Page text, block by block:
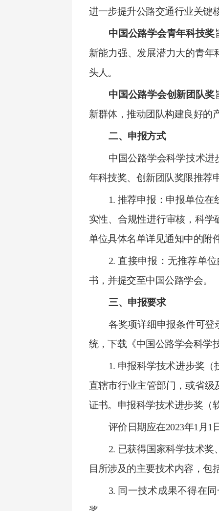
进一步提升公路交通行业关键
中国公路学会青年科技奖
新能力强、发展潜力大的青
头人。
中国公路学会创新团队奖
新群体，推动团队构建良好的
二、申报方式
中国公路学会科学技术
年科技奖、创新团队奖限推荐
1. 推荐申报：申报单位
实性、合规性进行审核，科
单位具体名单详见通知中的附
2. 直接申报：无推荐单
书，并提交至中国公路学会。
三、申报要求
各奖项详细申报条件可登
统，下载《中国公路学会科学
1. 申报科学技术进步奖
直辖市行业主管部门，或省
证书。申报科学技术进步奖（
评价日期应在2023年1月1
2. 已获得国家科学技术
目所涉及的主要技术内容，包
3. 同一技术成果不得在